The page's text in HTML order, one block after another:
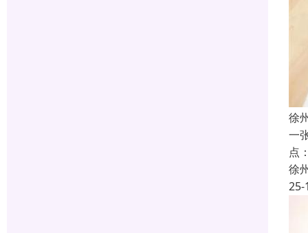
徐
一
点
徐
25-